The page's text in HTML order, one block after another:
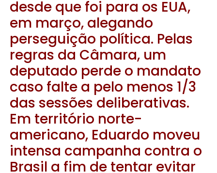
desde que foi para os EUA,
em março, alegando
perseguição política. Pelas
regras da Câmara, um
deputado perde o mandato
caso falte a pelo menos 1/3
das sessões deliberativas.
Em território norte-
americano, Eduardo moveu
intensa campanha contra o
Brasil a fim de tentar evitar